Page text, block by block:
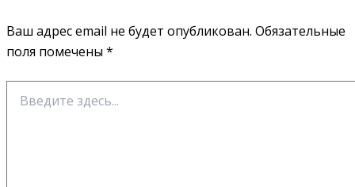
Ваш адрес email не будет опубликован. Обязательные
поля помечены *
здесь...